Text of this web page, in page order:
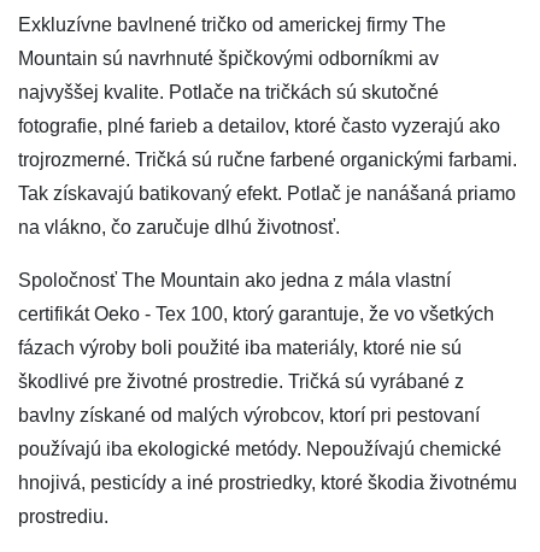
Exkluzívne bavlnené tričko od americkej firmy The
Mountain sú navrhnuté špičkovými odborníkmi av
najvyššej kvalite. Potlače na tričkách sú skutočné
fotografie, plné farieb a detailov, ktoré často vyzerajú ako
trojrozmerné. Tričká sú ručne farbené organickými farbami.
Tak získavajú batikovaný efekt. Potlač je nanášaná priamo
na vlákno, čo zaručuje dlhú životnosť.
Spoločnosť The Mountain ako jedna z mála vlastní
certifikát Oeko - Tex 100, ktorý garantuje, že vo všetkých
fázach výroby boli použité iba materiály, ktoré nie sú
škodlivé pre životné prostredie. Tričká sú vyrábané z
bavlny získané od malých výrobcov, ktorí pri pestovaní
používajú iba ekologické metódy. Nepoužívajú chemické
hnojivá, pesticídy a iné prostriedky, ktoré škodia životnému
prostrediu.